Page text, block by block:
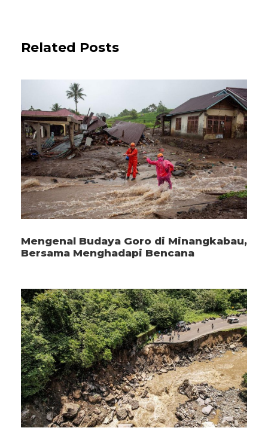
Related Posts
Mengenal Budaya Goro di Minangkabau,
Bersama Menghadapi Bencana